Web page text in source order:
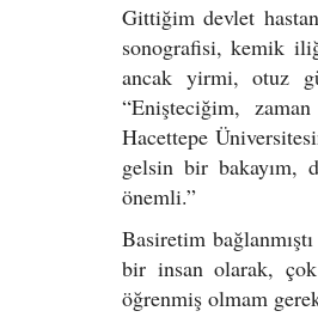
Gittiğim devlet
sonografisi, kemik
ancak yirmi, otuz
“Enişteciğim,
Hacettepe
gelsin bir bakayım,
önemli.”
Basiretim
bir insan olarak, çok
öğrenmiş olmam